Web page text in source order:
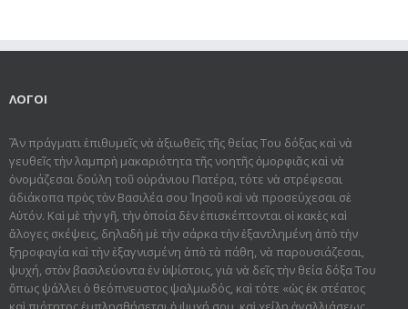
ΛΟΓΟΙ
Ἂν πράγματι ἐπιθυμεῖς νὰ ἀξιωθεῖς τῆς θείας Του δόξας καὶ νὰ
γευθεῖς τὴν λαμπρὴ μακαριότητα τῆς νοητῆς ὀμορφιᾶς καὶ νὰ
ὀνομάζεσαι δούλη τοῦ οὐράνιου Πατέρα, τότε νὰ στρέφεσαι
ἀδιάκοπα πρὸς τὸν Βασιλέα σου Ἰησοῦ καὶ νὰ προσεύχεσαι σὲ
Αὐτόν. Καὶ μὲ τὴν γῆ, τὴν ὁποία δὲν ἐπισκέπτονται οἱ κακὲς καὶ
ἄλογες σκέψεις, δηλαδὴ μὲ τὴν σάρκα τὴν ἐξαντλημένη ἀπὸ τὴν
ξηροφαγία καὶ τὴν ἐξαγνισμένη ἀπὸ τὰ πάθη, νὰ παρουσιάζεσαι,
ψυχή, στὸν βασιλεύοντα ἐν ὑψίστοις, γιὰ νὰ δεῖς τὴν θεία δόξα Του
ὅπως ψάλλει ὁ θεόπνευστος ψαλμωδός, καὶ τότε «ὡς ἐκ στέατος